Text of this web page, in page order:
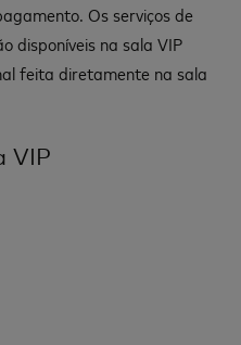
Os serviços de
disponíveis na sala VIP
feita diretamente na sala
VIP